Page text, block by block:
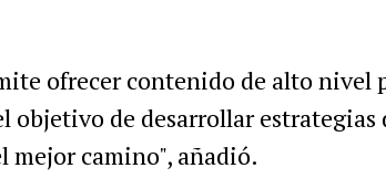
ofrecer contenido de alto nivel
objetivo de desarrollar estrategias
mejor camino", añadió.